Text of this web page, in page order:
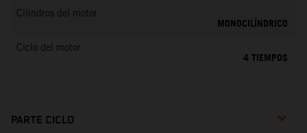
Cilindros del motor
MONOCILÍNDRICO
Ciclo del motor
4 TIEMPOS
PARTE CICLO